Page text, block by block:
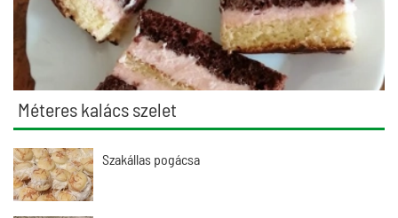
Méteres kalács szelet
Szakállas pogácsa